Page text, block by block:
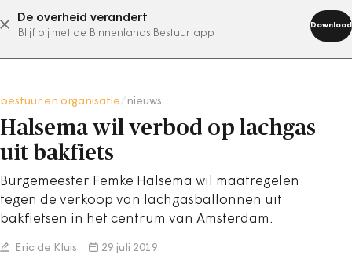
De overheid verandert
Blijf bij met de Binnenlands Bestuur app
Download
abonneer nu
bestuur en organisatie nieuws
Halsema wil verbod op lachgas
uit bakfiets
Burgemeester Femke Halsema wil maatregelen
tegen de verkoop van lachgasballonnen uit
bakfietsen in het centrum van Amsterdam.
Eric de Kluis 29 juli 2019